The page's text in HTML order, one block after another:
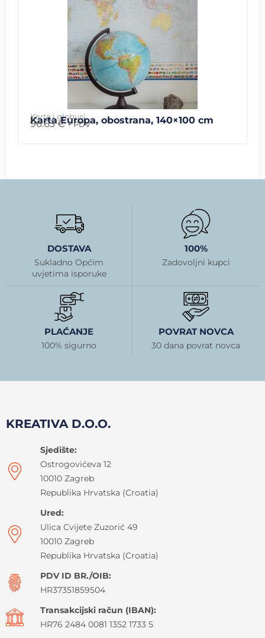
Karte i globusi
Karta Europa, obostrana, 140×100 cm
96.63€ + PDV
DOSTAVA
Sukladno Općim
uvjetima isporuke
100%
Zadovoljni kupci
PLAĆANJE
100% sigurno
POVRAT NOVCA
30 dana povrat novca
KREATIVA D.O.O.
Sjedište:
Ostrogovićeva 12
10010 Zagreb
Republika Hrvatska (Croatia)
Ured:
Ulica Cvijete Zuzorić 49
10010 Zagreb
Republika Hrvatska (Croatia)
PDV ID BR./OIB:
HR37351859504
Transakcijski račun (IBAN):
HR76 2484 0081 1352 1733 5